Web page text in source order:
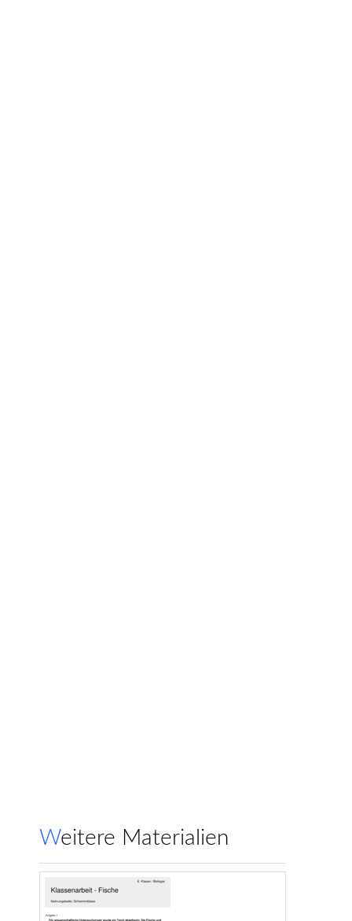
Weitere Materialien